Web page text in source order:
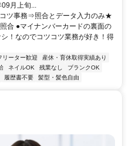
月上旬...
ツ事務⇒照合とデータ入力のみ★
合 ●マイナンバーカードの裏面の
！なのでコツコツ業務が好き！得
リーター歓迎
産休・育休取得実績あり
ネイルOK 残業なし
ブランクOK
履歴書不要 髪型・髪色自由